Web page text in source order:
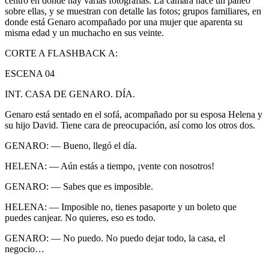
sobre ellas, y se muestran con detalle las fotos; grupos familiares, en
donde está Genaro acompañado por una mujer que aparenta su
misma edad y un muchacho en sus veinte.
CORTE A FLASHBACK A:
ESCENA 04
INT. CASA DE GENARO. DÍA.
Genaro está sentado en el sofá, acompañado por su esposa Helena y
su hijo David. Tiene cara de preocupación, así como los otros dos.
GENARO: — Bueno, llegó el día.
HELENA: — Aún estás a tiempo, ¡vente con nosotros!
GENARO: — Sabes que es imposible.
HELENA: — Imposible no, tienes pasaporte y un boleto que
puedes canjear. No quieres, eso es todo.
GENARO: — No puedo. No puedo dejar todo, la casa, el
negocio…